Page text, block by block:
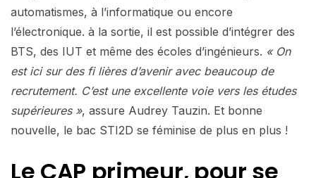
automatismes, à l’informatique ou encore
l’électronique. à la sortie, il est possible d’intégrer des
BTS, des IUT et même des écoles d’ingénieurs. « On
est ici sur des fi lières d’avenir avec beaucoup de
recrutement. C’est une excellente voie vers les études
supérieures », assure Audrey Tauzin. Et bonne
nouvelle, le bac STI2D se féminise de plus en plus !
Le CAP primeur, pour se